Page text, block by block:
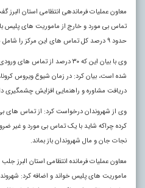
حدود ۹ درصد کل تماس های این مرکز را شامل می شود.
شده است، بیان کرد: در زمان شیوع ویروس
دریافت مشاوره و راهنمایی افزایش چشمگیری
کرده چراکه شاید با یک تماس بی مورد و غیر
نجات جان و مال شهروندان باز بماند.
معاون عملیات فرمانده انتظامی استان البرز
ماموریت های پلیس خواند و اضافه کرد: